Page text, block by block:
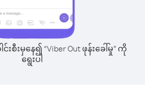
းစီးမှနေ၍ “Viber Out ဖုန်းခေါ်မှု” ကို
ရွေးပါ